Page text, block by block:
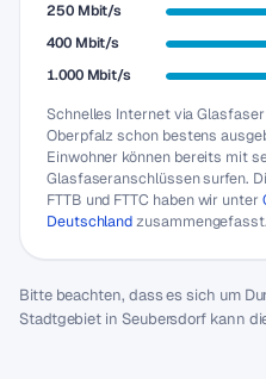
250 Mbit/s
400 Mbit/s
1.000 Mbit/s
Schnelles Internet via
Oberpfalz schon bestens
Einwohner können bereits mit
Glasfaseranschlüssen surfen.
FTTB und FTTC haben wir unter
Deutschlandzusammengefasst.
Bitte beachten, dass es sich um
Stadtgebiet in Seubersdorf kann